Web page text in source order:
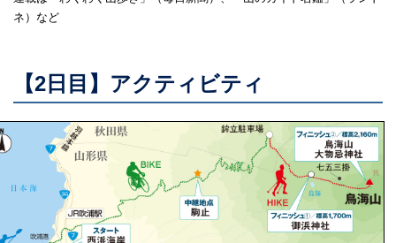
ネ）など
【2日目】アクティビティ